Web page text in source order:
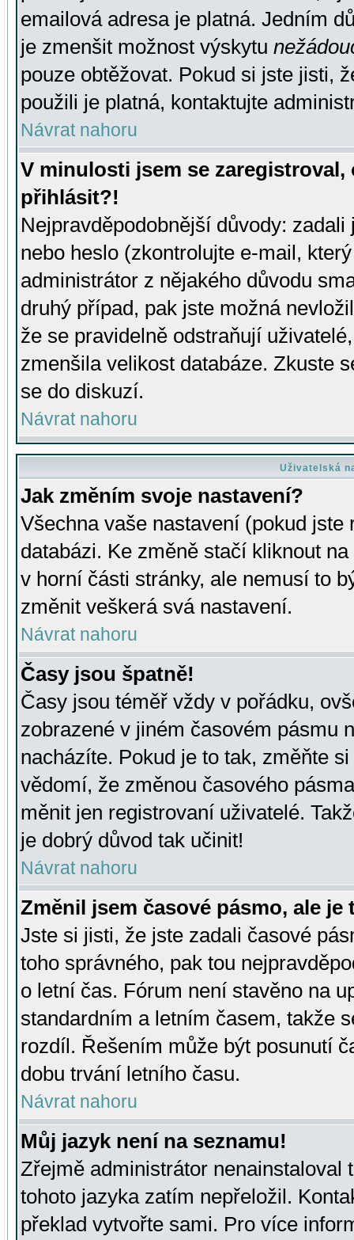
emailová adresa je platná. Jedním
je zmenšit možnost výskytu
pouze obtěžovat. Pokud si jste jisti,
použili je platná, kontaktujte
Návrat nahoru
V minulosti jsem se
přihlásit?!
Nejpravděpodobnější důvody:
nebo heslo (zkontrolujte e-mail,
administrátor z nějakého důvodu
druhý případ, pak jste možná
že se pravidelně odstraňují
zmenšila velikost databáze. Zkuste
se do diskuzí.
Návrat nahoru
Uživatelská
Jak změním svoje nastavení?
Všechna vaše nastavení (pokud
databázi. Ke změně stačí kliknout
v horní části stránky, ale nemusí to
změnit veškerá svá nastavení.
Návrat nahoru
Časy jsou špatně!
Časy jsou téměř vždy v pořádku,
zobrazené v jiném časovém pásmu
nacházíte. Pokud je to tak, změňte
vědomí, že změnou časového
měnit jen registrovaní uživatelé.
je dobrý důvod tak učinit!
Návrat nahoru
Změnil jsem časové pásmo, ale je
Jste si jisti, že jste zadali časové
toho správného, pak tou
o letní čas. Fórum není stavěno na
standardním a letním časem, takže
rozdíl. Řešením může být posunutí
dobu trvání letního času.
Návrat nahoru
Můj jazyk není na seznamu!
Zřejmě administrátor nenainstaloval
tohoto jazyka zatím nepřeložil.
překlad vytvořte sami. Pro více